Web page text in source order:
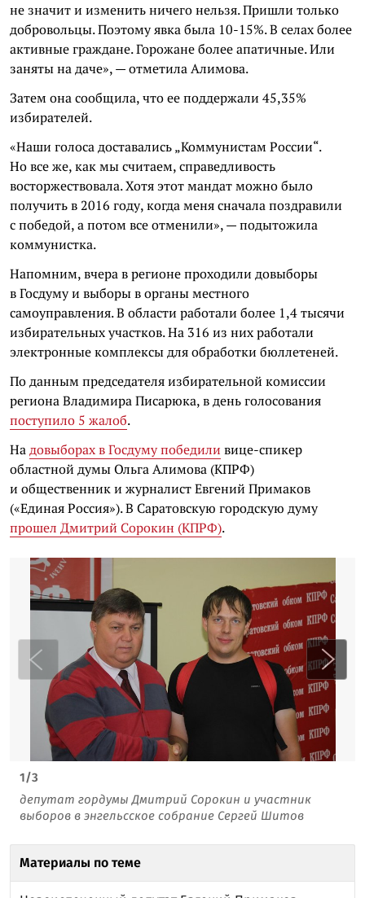
не значит и изменить ничего нельзя. Пришли только
добровольцы. Поэтому явка была 10-15%. В селах более
активные граждане. Горожане более апатичные. Или
заняты на даче», — отметила Алимова.
Затем она сообщила, что ее поддержали 45,35%
избирателей.
«Наши голоса доставались „Коммунистам России“.
Но все же, как мы считаем, справедливость
восторжествовала. Хотя этот мандат можно было
получить в 2016 году, когда меня сначала поздравили
с победой, а потом все отменили», — подытожила
коммунистка.
Напомним, вчера в регионе проходили довыборы
в Госдуму и выборы в органы местного
самоуправления. В области работали более 1,4 тысячи
избирательных участков. На 316 из них работали
электронные комплексы для обработки бюллетеней.
По данным председателя избирательной комиссии
региона Владимира Писарюка, в день голосования
поступило 5 жалоб.
Надовыборах в Госдуму победили вице-спикер
областной думы Ольга Алимова (КПРФ)
и общественник и журналист Евгений Примаков
(«Единая Россия»). В Саратовскую городскую думу
прошел Дмитрий Сорокин (КПРФ).
1/3
депутат гордумы Дмитрий Сорокин и участник
выборов в энгельсское собрание Сергей Шитов
Материалы по теме